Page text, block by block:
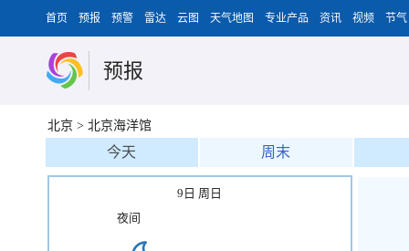
首页 预报 预警 雷达 云图 天气地图 专业产品 资讯 视频 节气
预报
北京 > 北京海洋馆
今天 周末
9日 周日
夜间